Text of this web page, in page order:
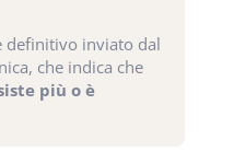
definitivo inviato dal
che indica che
più o è